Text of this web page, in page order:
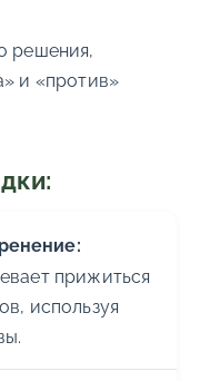
решения,
и «против»
прижиться
используя